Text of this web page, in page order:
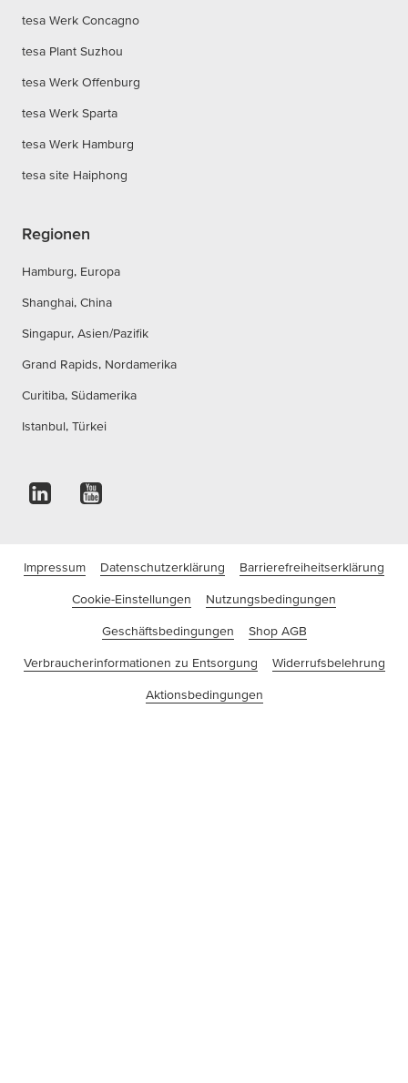
tesa Werk Concagno
tesa Plant Suzhou
tesa Werk Offenburg
tesa Werk Sparta
tesa Werk Hamburg
tesa site Haiphong
Regionen
Hamburg, Europa
Shanghai, China
Singapur, Asien/Pazifik
Grand Rapids, Nordamerika
Curitiba, Südamerika
Istanbul, Türkei
Impressum Datenschutzerklärung Barrierefreiheitserklärung
Cookie-Einstellungen Nutzungsbedingungen
Geschäftsbedingungen Shop AGB
Verbraucherinformationen zu Entsorgung Widerrufsbelehrung
Aktionsbedingungen